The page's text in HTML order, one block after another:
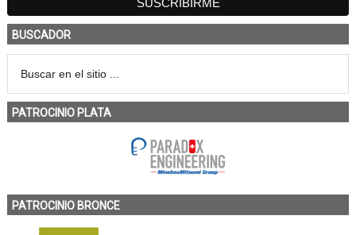
BUSCADOR
PATROCINIO PLATA
PATROCINIO BRONCE